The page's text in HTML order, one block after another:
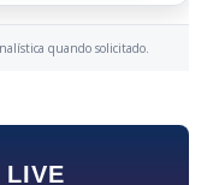
quando solicitado.
LIVE